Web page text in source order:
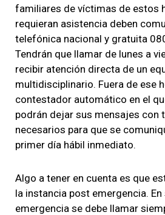
familiares de víctimas de estos
requieran asistencia deben
telefónica nacional y gratuita
Tendrán que llamar de lunes a
recibir atención directa de un
multidisciplinario. Fuera de ese
contestador automático en el
podrán dejar sus mensajes con
necesarios para que se
primer día hábil inmediato.
Algo a tener en cuenta es que
la instancia post emergencia.
emergencia se debe llamar